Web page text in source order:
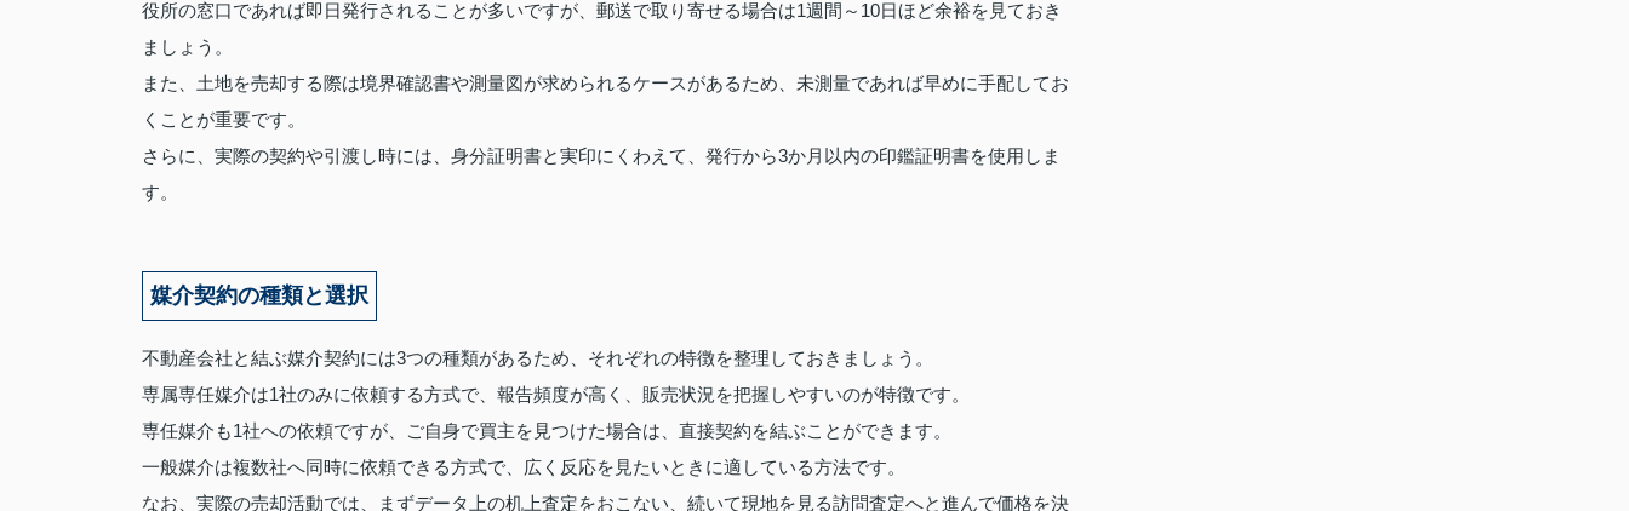
役所の窓口であれば即日発行されることが多いですが、郵送で取り寄せる場合は1週間～10日ほど余裕を見ておき
ましょう。
また、土地を売却する際は境界確認書や測量図が求められるケースがあるため、未測量であれば早めに手配してお
くことが重要です。
さらに、実際の契約や引渡し時には、身分証明書と実印にくわえて、発行から3か月以内の印鑑証明書を使用しま
す。
媒介契約の種類と選択
不動産会社と結ぶ媒介契約には3つの種類があるため、それぞれの特徴を整理しておきましょう。
専属専任媒介は1社のみに依頼する方式で、報告頻度が高く、販売状況を把握しやすいのが特徴です。
専任媒介も1社への依頼ですが、ご自身で買主を見つけた場合は、直接契約を結ぶことができます。
一般媒介は複数社へ同時に依頼できる方式で、広く反応を見たいときに適している方法です。
なお、実際の売却活動では、まずデータ上の机上査定をおこない、続いて現地を見る訪問査定へと進んで価格を決